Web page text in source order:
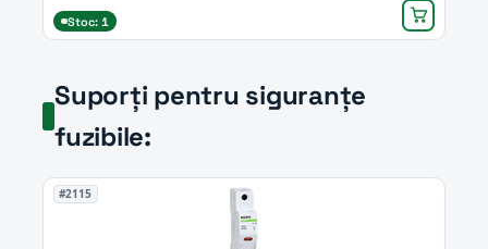
Stoc: 1
Suporți pentru siguranțe
fuzibile:
#2115